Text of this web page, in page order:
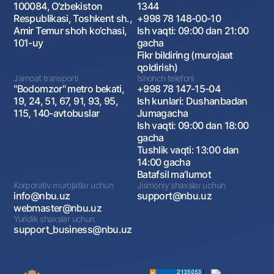
100084, O‘zbekiston
Respublikasi, Toshkent sh.,
Amir Temur shoh ko‘chasi,
101-uy
1344
+998 78 148-00-10
Ish vaqti: 09:00 dan 21:00
gacha
Fikr bildiring (murojaat
qoldirish)
Jamoat transporti
"Bodomzor" metro bekati,
19, 24, 51, 67, 91, 93, 95,
115, 140-avtobuslar
Ishonch telefoni
+998 78 147-15-04
Ish kunlari: Dushanbadan
Jumagacha
Ish vaqti: 09:00 dan 18:00
gacha
Tushlik vaqti: 13:00 dan
14:00 gacha
Batafsil maʼlumot
Korporativ murojatlar uchun
info@nbu.uz
webmaster@nbu.uz
Jismoniy shaxslar uchun
support@nbu.uz
Yuridik shaxslar uchun
support_business@nbu.uz